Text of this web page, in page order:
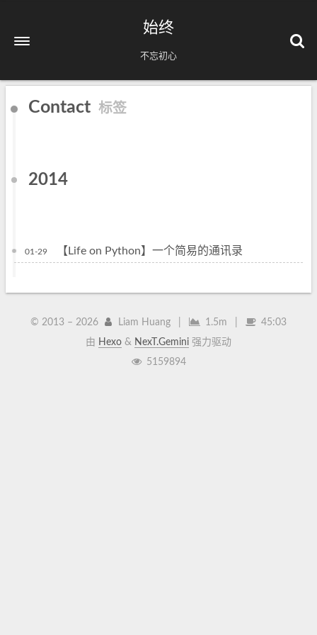
始终
不忘初心
Contact 标签
2014
01-29 【Life on Python】一个简易的通讯录
© 2013 – 2026 Liam Huang 1.5m
45:03
由 Hexo & NexT.Gemini 强力驱动
5159894